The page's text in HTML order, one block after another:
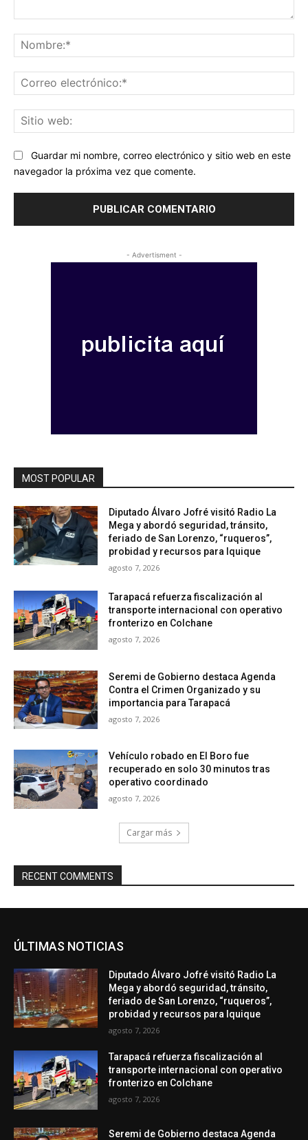
Guardar mi nombre, correo electrónico y sitio web en este
navegador la próxima vez que comente.
- Advertisment -
MOST POPULAR
Diputado Álvaro Jofré visitó Radio La
Mega y abordó seguridad, tránsito,
feriado de San Lorenzo, “ruqueros”,
probidad y recursos para Iquique
agosto 7, 2026
Tarapacá refuerza fiscalización al
transporte internacional con operativo
fronterizo en Colchane
agosto 7, 2026
Seremi de Gobierno destaca Agenda
Contra el Crimen Organizado y su
importancia para Tarapacá
agosto 7, 2026
Vehículo robado en El Boro fue
recuperado en solo 30 minutos tras
operativo coordinado
agosto 7, 2026
Cargar más
RECENT COMMENTS
ÚLTIMAS NOTICIAS
Diputado Álvaro Jofré visitó Radio La
Mega y abordó seguridad, tránsito,
feriado de San Lorenzo, “ruqueros”,
probidad y recursos para Iquique
agosto 7, 2026
Tarapacá refuerza fiscalización al
transporte internacional con operativo
fronterizo en Colchane
agosto 7, 2026
Seremi de Gobierno destaca Agenda